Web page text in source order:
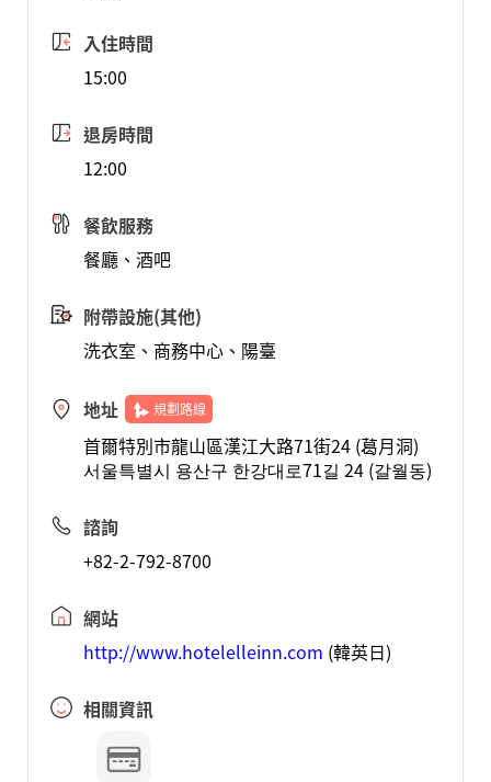
入住時間
15:00
退房時間
12:00
餐飲服務
餐廳、酒吧
附帶設施(其他)
洗衣室、商務中心、陽臺
地址 規劃路線
首爾特別市龍山區漢江大路71街24 (葛月洞)
서울특별시 용산구 한강대로71길 24 (갈월동)
諮詢
+82-2-792-8700
網站
http://www.hotelelleinn.com (韓英日)
相關資訊